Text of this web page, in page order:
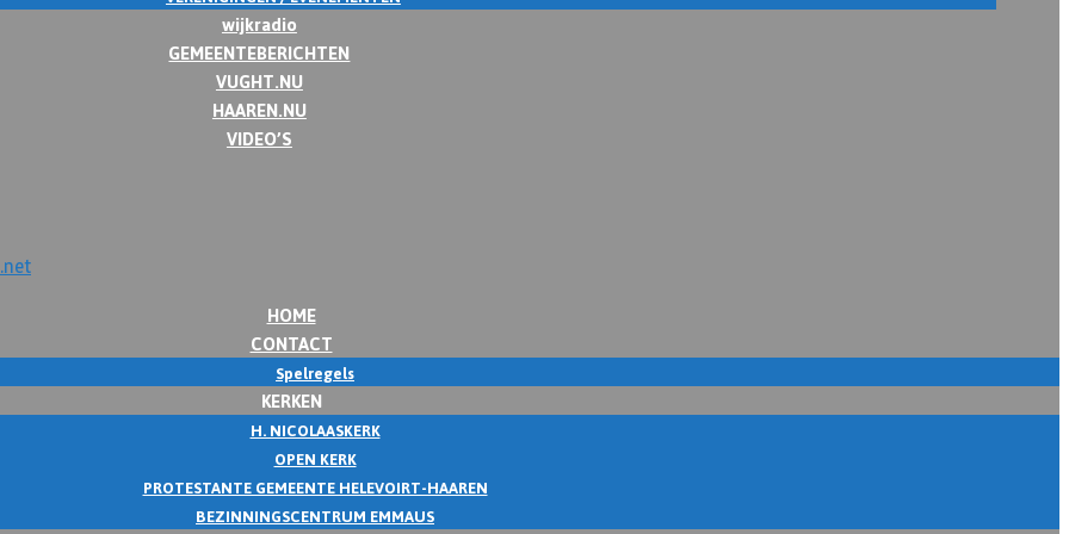
wijkradio
GEMEENTEBERICHTEN
VUGHT.NU
HAAREN.NU
VIDEO’S
HOME
CONTACT
Spelregels
KERKEN
H. NICOLAASKERK
OPEN KERK
PROTESTANTE GEMEENTE HELEVOIRT-HAAREN
BEZINNINGSCENTRUM EMMAUS